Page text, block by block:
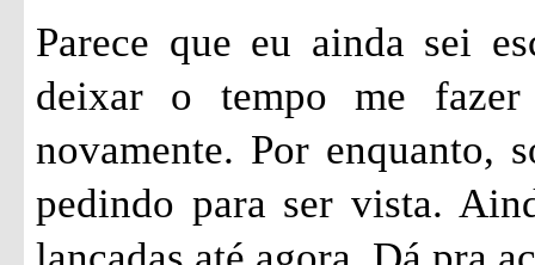
Parece que eu ainda sei
deixar o tempo me fazer
novamente. Por enquanto,
pedindo para ser vista.